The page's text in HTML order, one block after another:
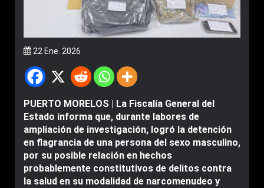
22 Ene. 2026
PUERTO MORELOS | La Fiscalía General del
Estado informa que, durante labores de
ampliación de investigación, logró la detención
en flagrancia de una persona del sexo masculino,
por su posible relación en hechos
probablemente constitutivos de delitos contra
la salud en su modalidad de narcomenudeo y